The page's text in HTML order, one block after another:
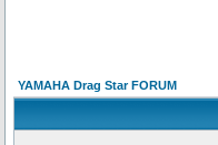
YAMAHA Drag Star FORUM